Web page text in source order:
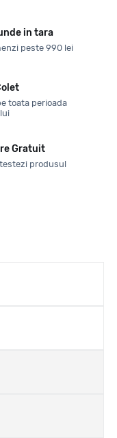
in tara
peste 990 lei
toata perioada
Gratuit
produsul